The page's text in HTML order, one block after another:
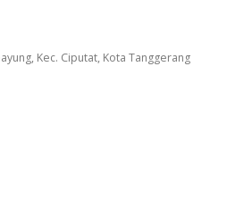
Kec. Ciputat, Kota Tanggerang